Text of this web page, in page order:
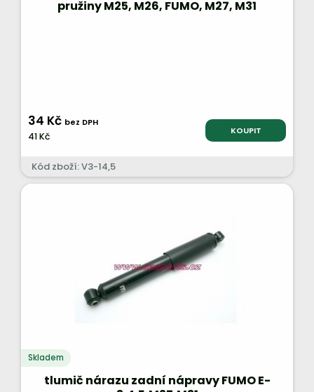
pružiny M25, M26, FUMO, M27, M31
34 Kč bez DPH
41 Kč KOUPIT
Kód zboží: V3-14,5
Skladem
tlumič nárazu zadní nápravy FUMO E-